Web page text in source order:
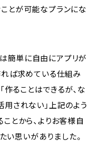
とが可能なプランにな
簡単に自由にアプリが
ば求めている仕組み
作ることはできるが、な
されない」上記のよう
とから、よりお客様自
思いがありました。